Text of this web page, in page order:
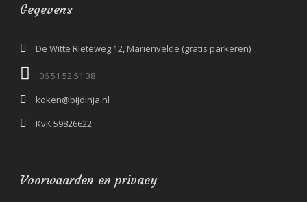
Gegevens
De Witte Rieteweg 12, Mariënvelde (gratis parkeren)
06 51 52 51 38‬
koken@bijdinja.nl
KvK 59826622
Voorwaarden en privacy